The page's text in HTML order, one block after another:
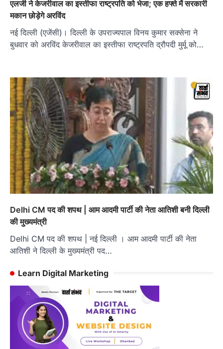
एलजी ने केजरीवाल का इस्तीफा राष्ट्रपति को भेजा; एक हफ्ते में सरकारी
मकान छोड़ेगे अरविंद
नई दिल्ली (एजेंसी)। दिल्ली के उपराज्यपाल विनय कुमार सक्सेना ने
बुधवार को अरविंद केजरीवाल का इस्तीफा राष्ट्रपति द्रौपदी मुर्मू को…
Delhi CM पद की शपथ | आम आदमी पार्टी की नेता आतिशी बनी दिल्ली
की मुख्यमंत्री
Delhi CM पद की शपथ | नई दिल्ली । आम आदमी पार्टी की नेता
आतिशी ने दिल्ली के मुख्यमंत्री पद…
Learn Digital Marketing